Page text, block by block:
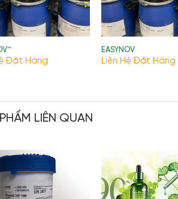
Đặt Hàng
EASYNOV
Liên Hệ Đặt Hàng
LIÊN QUAN